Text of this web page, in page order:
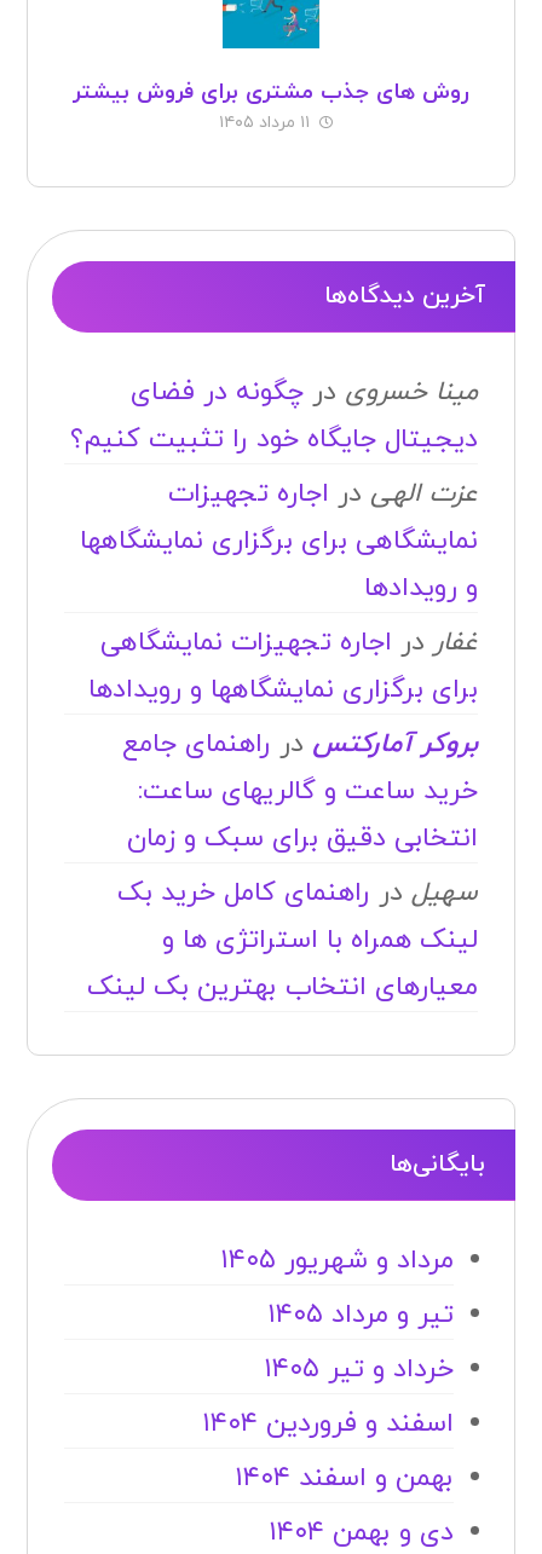
روش های جذب مشتری برای فروش بیشتر
۱۱ مرداد ۱۴۰۵
آخرین دیدگاه‌ها
مینا خسروی درچگونه در فضای
دیجیتال جایگاه خود را تثبیت کنیم؟
عزت الهی در اجاره تجهیزات
نمایشگاهی برای برگزاری نمایشگاهها
و رویدادها
غفار در اجاره تجهیزات نمایشگاهی
برای برگزاری نمایشگاهها و رویدادها
بروکر آمارکتس در راهنمای جامع
خرید ساعت و گالریهای ساعت:
انتخابی دقیق برای سبک و زمان
سهیل در راهنمای کامل خرید بک
لینک همراه با استراتژی ها و
معیارهای انتخاب بهترین بک لینک
بایگانی‌ها
مرداد و شهریور ۱۴۰۵
تیر و مرداد ۱۴۰۵
خرداد و تیر ۱۴۰۵
اسفند و فروردین ۱۴۰۴
بهمن و اسفند ۱۴۰۴
دی و بهمن ۱۴۰۴